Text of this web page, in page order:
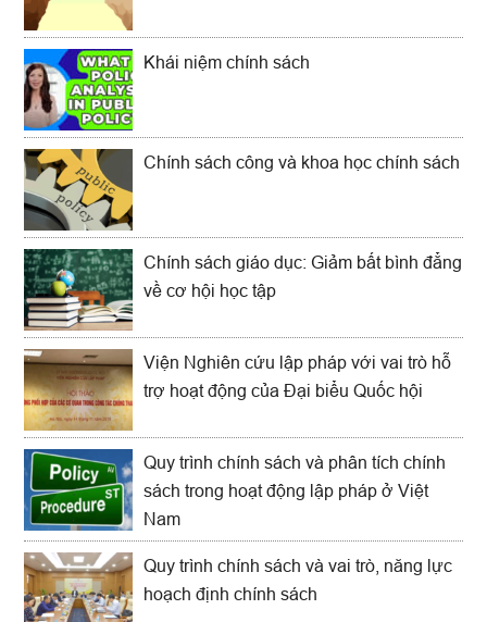
Khái niệm chính sách
Chính sách công và khoa học chính sách
Chính sách giáo dục: Giảm bất bình đẳng
về cơ hội học tập
Viện Nghiên cứu lập pháp với vai trò hỗ
trợ hoạt động của Đại biểu Quốc hội
Quy trình chính sách và phân tích chính
sách trong hoạt động lập pháp ở Việt
Nam
Quy trình chính sách và vai trò, năng lực
hoạch định chính sách